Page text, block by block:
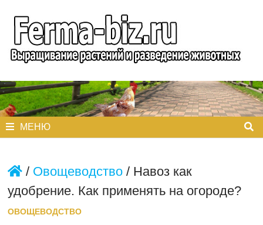
содержимому
МЕНЮ
/ Овощеводство/ Навоз как
удобрение. Как применять на огороде?
ОВОЩЕВОДСТВО